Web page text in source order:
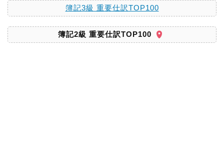
簿記3級 重要仕訳TOP100
簿記2級 重要仕訳TOP100